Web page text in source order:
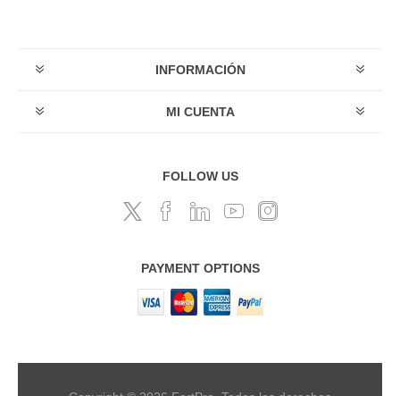
INFORMACIÓN
MI CUENTA
FOLLOW US
PAYMENT OPTIONS